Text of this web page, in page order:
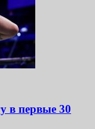
в первые 30